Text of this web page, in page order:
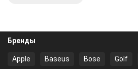
Бренды
Apple Baseus Bose Golf